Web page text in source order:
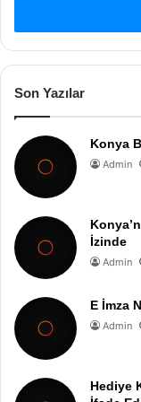
Son Yazılar
Konya
Admin
İzinde
Admin
E İmza
Admin
Hediye